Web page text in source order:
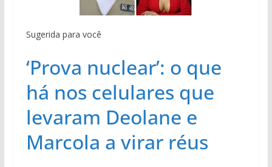
Sugerida para você
‘Prova nuclear’: o que
há nos celulares que
levaram Deolane e
Marcola a virar réus